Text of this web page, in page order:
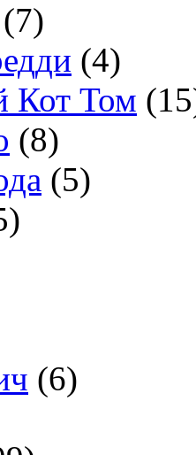
(7)
(4)
Кот Том
(8)
(5)
(6)